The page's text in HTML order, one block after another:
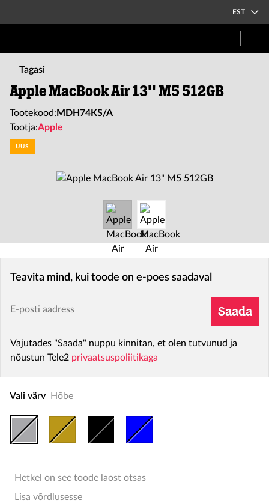
EST
Tagasi
Apple MacBook Air 13'' M5 512GB
Tootekood: MDH74KS/A
Tootja:Apple
UUS
Teavita mind, kui toode on e-poes saadaval
E-posti aadress
Saada
Vajutades "Saada" nuppu kinnitan, et olen tutvunud ja
nõustun Tele2 privaatsuspoliitikaga
Vali värv Hõbe
Hetkel on see toode laost otsas
Lisa võrdlusesse